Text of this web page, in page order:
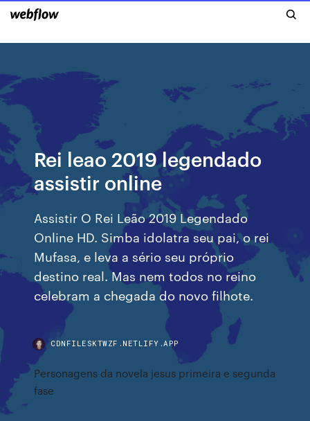
Rei leao 2019 legendado
assistir online
Assistir O Rei Leão 2019 Legendado
Online HD. Simba idolatra seu pai, o rei
Mufasa, e leva a sério seu próprio
destino real. Mas nem todos no reino
celebram a chegada do novo filhote.
CDNFILESKTWZF.NETLIFY.APP
Personagens da novela jesus primeira e segunda
fase